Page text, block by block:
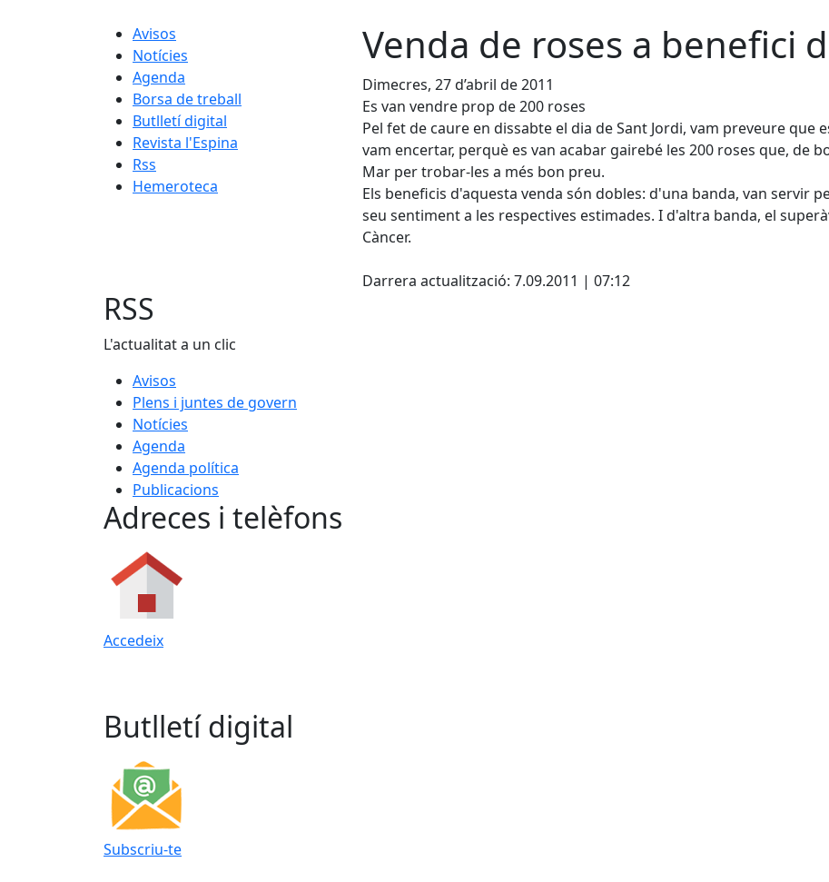
Avisos
Notícies
Agenda
Borsa de treball
Butlletí digital
Revista l'Espina
Rss
Hemeroteca
Venda de roses a benefici
Dimecres, 27 d’abril de 2011
Es van vendre prop de 200 roses
Pel fet de caure en dissabte el dia de Sant Jordi, vam preveure que
vam encertar, perquè es van acabar gairebé les 200 roses que, de
Mar per trobar-les a més bon preu.
Els beneficis d'aquesta venda són dobles: d'una banda, van servir
seu sentiment a les respectives estimades. I d'altra banda, el
Càncer.
Darrera actualització: 7.09.2011 | 07:12
RSS
L'actualitat a un clic
Avisos
Plens i juntes de govern
Notícies
Agenda
Agenda política
Publicacions
Adreces i telèfons
Accedeix
Butlletí digital
Subscriu-te